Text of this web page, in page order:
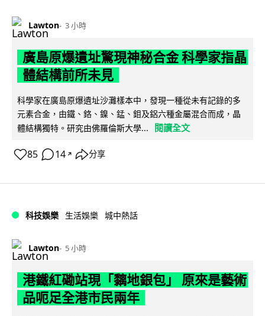
Lawton 3 小時
廣島原爆遺址驚現神秘合金 科學家指晶
體結構前所未見
科學家在廣島原爆遺址沙灘樣本中，發現一種從未有記錄的多
元素合金，由鐵、鉻、鎳、錳、鉬及鋁六種金屬混合而成，晶
體結構獨特。研究由佛羅倫斯大學...
閱讀全文
85 14 ↗ 分享
科技娛樂 生活娛樂 城中熱話
Lawton 5 小時
港鐵紅磡站現「黐地銀包」 原來是藝術
品呃足全港市民兩年